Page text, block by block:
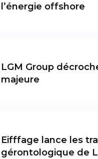
l’énergie offshore
LGM Group
majeure
Eifffage lance les
gérontologique de